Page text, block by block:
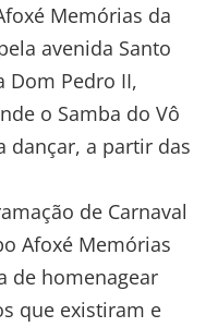
Memórias da
avenida Santo
Dom Pedro II,
o Samba do Vô
dançar, a partir das
de Carnaval
Afoxé Memórias
de homenagear
que existiram e